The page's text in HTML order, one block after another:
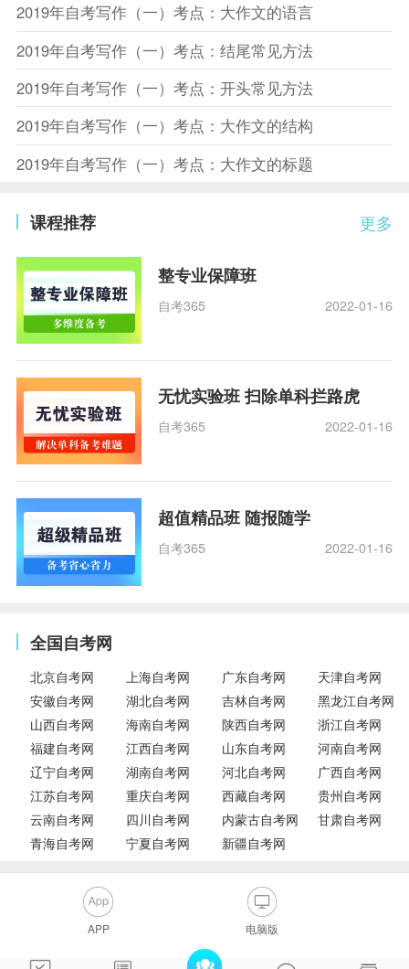
2019年自考写作（一）考点：大作文的语言
2019年自考写作（一）考点：结尾常见方法
2019年自考写作（一）考点：开头常见方法
2019年自考写作（一）考点：大作文的结构
2019年自考写作（一）考点：大作文的标题
更多
课程推荐
整专业保障班
自考365 2022-01-16
无忧实验班 扫除单科拦路虎
自考365 2022-01-16
超值精品班 随报随学
自考365 2022-01-16
全国自考网
北京自考网 上海自考网 广东自考网
天津自考网
安徽自考网
湖北自考网 吉林自考网
黑龙江自考网
山西自考网
海南自考网 陕西自考网
浙江自考网
福建自考网
江西自考网 山东自考网
河南自考网
辽宁自考网
湖南自考网 河北自考网
广西自考网
江苏自考网
重庆自考网 西藏自考网
贵州自考网
云南自考网
四川自考网 内蒙古自考网
甘肃自考网
青海自考网
宁夏自考网 新疆自考网
APP 电脑版